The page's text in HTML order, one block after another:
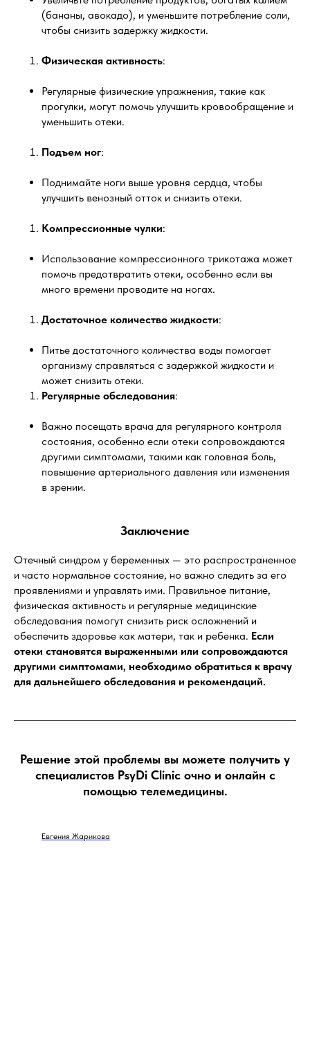
(бананы, авокадо), и уменьшите потребление соли,
чтобы снизить задержку жидкости.
Физическая активность:
Регулярные физические упражнения, такие как
прогулки, могут помочь улучшить кровообращение и
уменьшить отеки.
Подъем ног:
Поднимайте ноги выше уровня сердца, чтобы
улучшить венозный отток и снизить отеки.
Компрессионные чулки:
Использование компрессионного трикотажа может
помочь предотвратить отеки, особенно если вы
много времени проводите на ногах.
Достаточное количество жидкости:
Питье достаточного количества воды помогает
организму справляться с задержкой жидкости и
может снизить отеки.
Регулярные обследования:
Важно посещать врача для регулярного контроля
состояния, особенно если отеки сопровождаются
другими симптомами, такими как головная боль,
повышение артериального давления или изменения
в зрении.
Заключение
Отечный синдром у беременных — это распространенное
и часто нормальное состояние, но важно следить за его
проявлениями и управлять ими. Правильное питание,
физическая активность и регулярные медицинские
обследования помогут снизить риск осложнений и
обеспечить здоровье как матери, так и ребенка. Если
отеки становятся выраженными или сопровождаются
другими симптомами, необходимо обратиться к врачу
для дальнейшего обследования и рекомендаций.
Решение этой проблемы вы можете получить у
специалистов PsyDi Clinic очно и онлайн с
помощью телемедицины.
Евгения Жарикова